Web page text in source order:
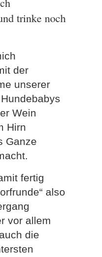
trinke noch
der
unserer
Wein
Hirn
Ganze
fertig
also
vor allem
die